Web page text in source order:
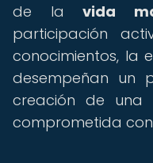
de lavida
participación
conocimientos, la
desempeñan un
creación de una
comprometida